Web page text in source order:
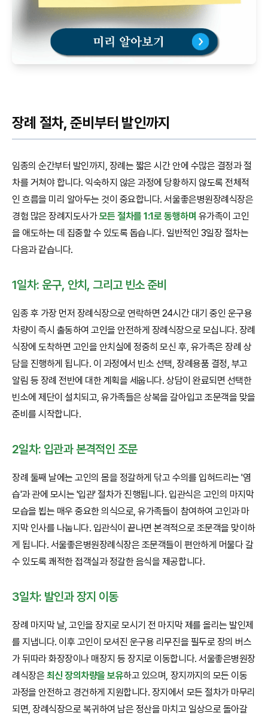
장례 절차, 준비부터 발인까지
임종의 순간부터 발인까지, 장례는 짧은 시간 안에 수많은 결정과 절
차를 거쳐야 합니다. 익숙하지 않은 과정에 당황하지 않도록 전체적
인 흐름을 미리 알아두는 것이 중요합니다. 서울좋은병원장례식장은
경험 많은 장례지도사가모든 절차를 1:1로 동행하며 유가족이 고인
을 애도하는 데 집중할 수 있도록 돕습니다. 일반적인 3일장 절차는
다음과 같습니다.
1일차: 운구, 안치, 그리고 빈소 준비
임종 후 가장 먼저 장례식장으로 연락하면 24시간 대기 중인 운구용
차량이 즉시 출동하여 고인을 안전하게 장례식장으로 모십니다. 장례
식장에 도착하면 고인을 안치실에 정중히 모신 후, 유가족은 장례 상
담을 진행하게 됩니다. 이 과정에서 빈소 선택, 장례용품 결정, 부고
알림 등 장례 전반에 대한 계획을 세웁니다. 상담이 완료되면 선택한
빈소에 제단이 설치되고, 유가족들은 상복을 갈아입고 조문객을 맞을
준비를 시작합니다.
2일차: 입관과 본격적인 조문
장례 둘째 날에는 고인의 몸을 정갈하게 닦고 수의를 입혀드리는 '염
습'과 관에 모시는 '입관' 절차가 진행됩니다. 입관식은 고인의 마지막
모습을 뵙는 매우 중요한 의식으로, 유가족들이 참여하여 고인과 마
지막 인사를 나눕니다. 입관식이 끝나면 본격적으로 조문객을 맞이하
게 됩니다. 서울좋은병원장례식장은 조문객들이 편안하게 머물다 갈
수 있도록 쾌적한 접객실과 정갈한 음식을 제공합니다.
3일차: 발인과 장지 이동
장례 마지막 날, 고인을 장지로 모시기 전 마지막 제를 올리는 발인제
를 지냅니다. 이후 고인이 모셔진 운구용 리무진을 필두로 장의 버스
가 뒤따라 화장장이나 매장지 등 장지로 이동합니다. 서울좋은병원장
례식장은 최신 장의차량을 보유하고 있으며, 장지까지의 모든 이동
과정을 안전하고 경건하게 지원합니다. 장지에서 모든 절차가 마무리
되면, 장례식장으로 복귀하여 남은 정산을 마치고 일상으로 돌아갈